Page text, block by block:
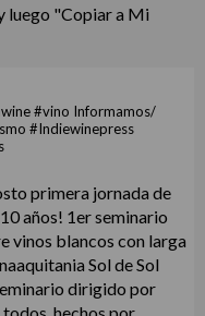
luego "Copiar a Mi
#vino Informamos/
#Indiewinepress